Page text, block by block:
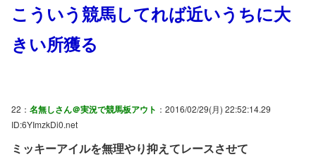
こういう競馬してれば近いうちに大
きい所獲る
22： 名無しさん＠実況で競馬板アウト ：2016/02/29(月) 22:52:14.29
ID:6YImzkDi0.net
ミッキーアイルを無理やり抑えてレースさせて